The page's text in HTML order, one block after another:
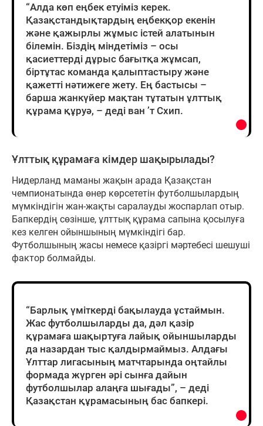
“Алда көп еңбек етуіміз керек.
Қазақстандықтардың еңбекқор екенін
және қажырлы жұмыс істей алатынын
білемін. Біздің міндетіміз – осы
қасиеттерді дұрыс бағытқа жұмсап,
біртұтас команда қалыптастыру және
қажетті нәтижеге жету. Ең бастысы –
барша жанкүйер мақтан тұтатын ұлттық
құрама құруә, – деді ван ’т Схип.
Ұлттық құрамаға кімдер шақырылады?
Нидерланд маманы жақын арада Қазақстан
чемпионатында өнер көрсететін футболшылардың
мүмкіндігін жан-жақты саралауды жоспарлап отыр.
Бапкердің сөзінше, ұлттық құрама сапына қосылуға
кез келген ойыншының мүмкіндігі бар.
Футболшының жасы немесе қазіргі мәртебесі шешуші
фактор болмайды.
“Барлық үміткерді бақылауда ұстаймын.
Жас футболшыларды да, дәл қазір
құрамаға шақыртуға лайық ойыншыларды
да назардан тыс қалдырмаймыз. Алдағы
Ұлттар лигасының матчтарында оңтайлы
формада жүрген әрі сынға дайын
футболшылар алаңға шығады”, – деді
Қазақстан құрамасының бас бапкері.